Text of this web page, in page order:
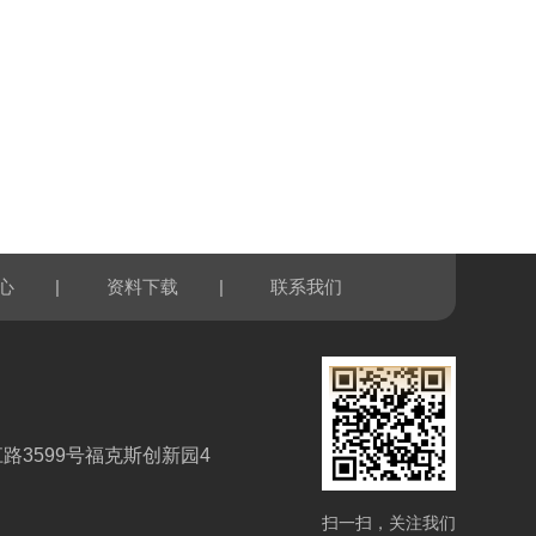
| 资料下载 | 联系我们
路3599号福克斯创新园4
扫一扫，关注我们